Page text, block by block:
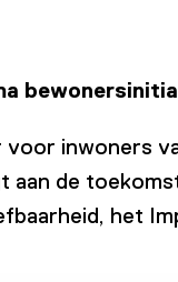
inwoners
de
het